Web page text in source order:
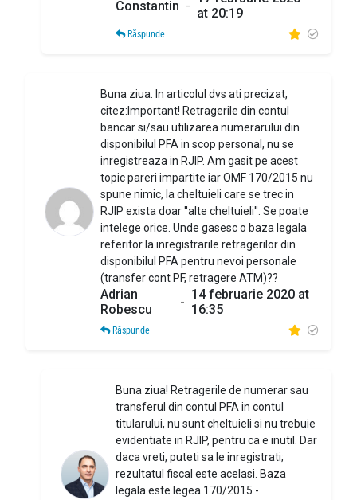
Constantin - at 20:19
Răspunde
Buna ziua. In articolul dvs ati precizat,
citez:Important! Retragerile din contul
bancar si/sau utilizarea numerarului din
disponibilul PFA in scop personal, nu se
inregistreaza in RJIP. Am gasit pe acest
topic pareri impartite iar OMF 170/2015 nu
spune nimic, la cheltuieli care se trec in
RJIP exista doar ''alte cheltuieli''. Se poate
intelege orice. Unde gasesc o baza legala
referitor la inregistrarile retragerilor din
disponibilul PFA pentru nevoi personale
(transfer cont PF, retragere ATM)??
Adrian
Robescu
- 14 februarie 2020 at
16:35
Răspunde
Buna ziua! Retragerile de numerar sau
transferul din contul PFA in contul
titularului, nu sunt cheltuieli si nu trebuie
evidentiate in RJIP, pentru ca e inutil. Dar
daca vreti, puteti sa le inregistrati;
rezultatul fiscal este acelasi. Baza
legala este legea 170/2015 -